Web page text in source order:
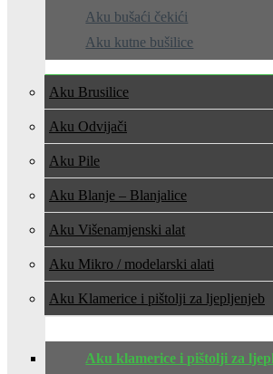
Aku bušaći čekići
Aku kutne bušilice
Aku Brusilice
Aku Odvijači
Aku Pile
Aku Blanje – Blanjalice
Aku Višenamjenski alat
Aku Mikro / modelarski alati
Aku Klamerice i pištolji za ljepljenje
Aku klamerice i pištolji za